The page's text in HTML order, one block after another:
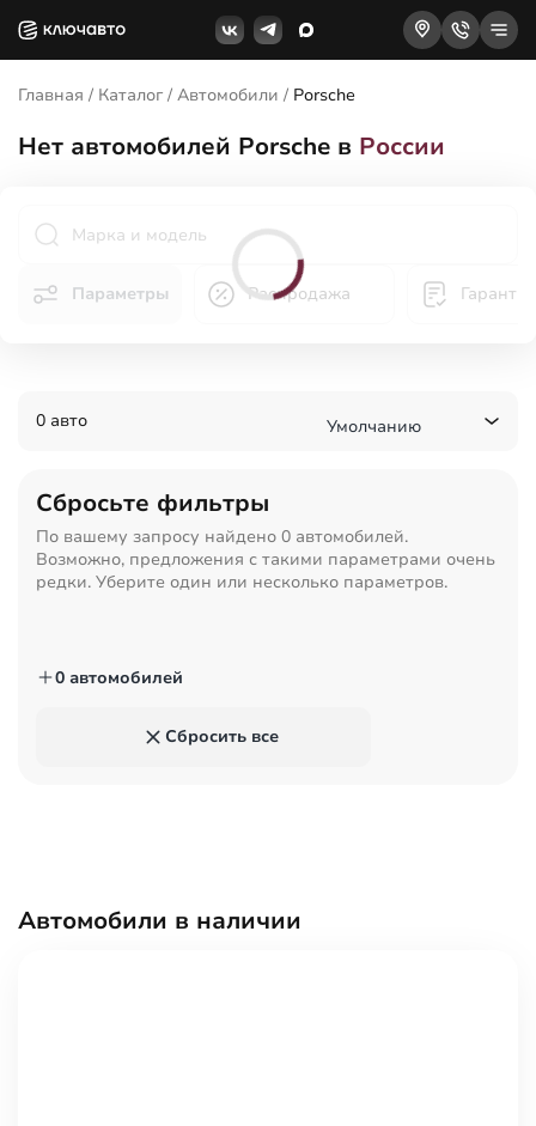
Главная / Каталог / Автомобили / Porsche
Нет автомобилей Porsche в России
Параметры Распродажа Гарантия
0 авто Умолчанию
Сбросьте фильтры
По вашему запросу найдено 0 автомобилей.
Возможно, предложения с такими параметрами очень
редки. Уберите один или несколько параметров.
0 автомобилей
Сбросить все
Автомобили в наличии